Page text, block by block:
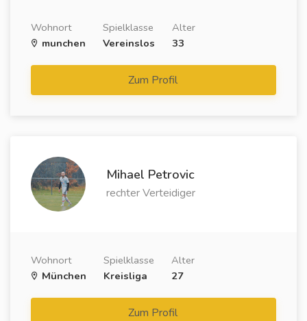
Wohnort
munchen
Spielklasse
Vereinslos
Alter
33
Zum Profil
Mihael Petrovic
rechter Verteidiger
Wohnort
München
Spielklasse
Kreisliga
Alter
27
Zum Profil